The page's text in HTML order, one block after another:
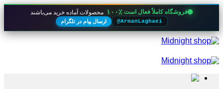
فروشگاه کاملاً فعال است ۱۰۰٪ محصولات آماده خرید می‌باشند
@ArmanLaghaei ارسال پیام در تلگرام
Skip
to